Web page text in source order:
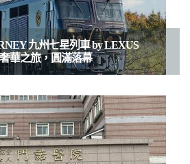
九州七星列車 by LEXUS
華之旅，圓滿落幕